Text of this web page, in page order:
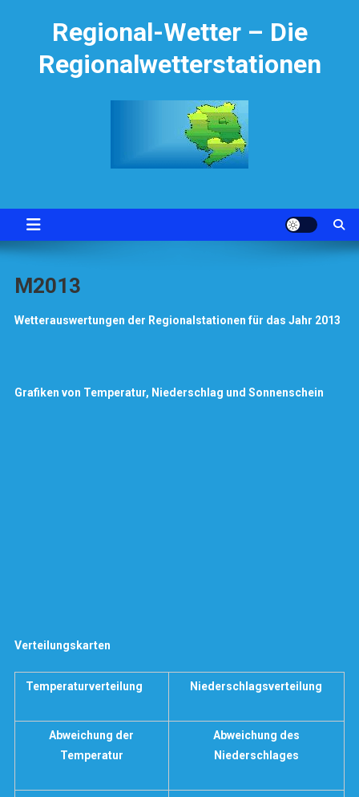
Regional-Wetter – Die
Regionalwetterstationen
M2013
Wetterauswertungen der Regionalstationen für das Jahr 2013
Grafiken von Temperatur, Niederschlag und Sonnenschein
Verteilungskarten
Temperaturverteilung Niederschlagsverteilung
Abweichung der
Temperatur
Abweichung des
Niederschlages